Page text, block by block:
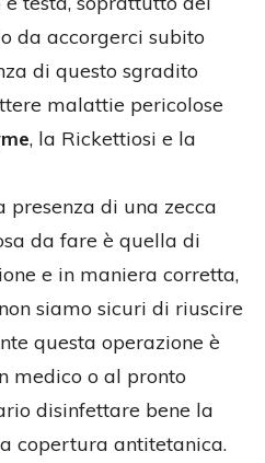
da accorgerci subito
di questo sgradito
malattie pericolose
, la Rickettiosi e la
presenza di una zecca
da fare è quella di
e in maniera corretta,
siamo sicuri di riuscire
questa operazione è
medico o al pronto
disinfettare bene la
copertura antitetanica.